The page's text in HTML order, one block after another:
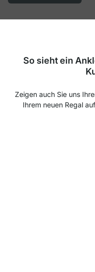
So sieht ein
Zeigen auch Sie uns
Ihrem neuen Regal